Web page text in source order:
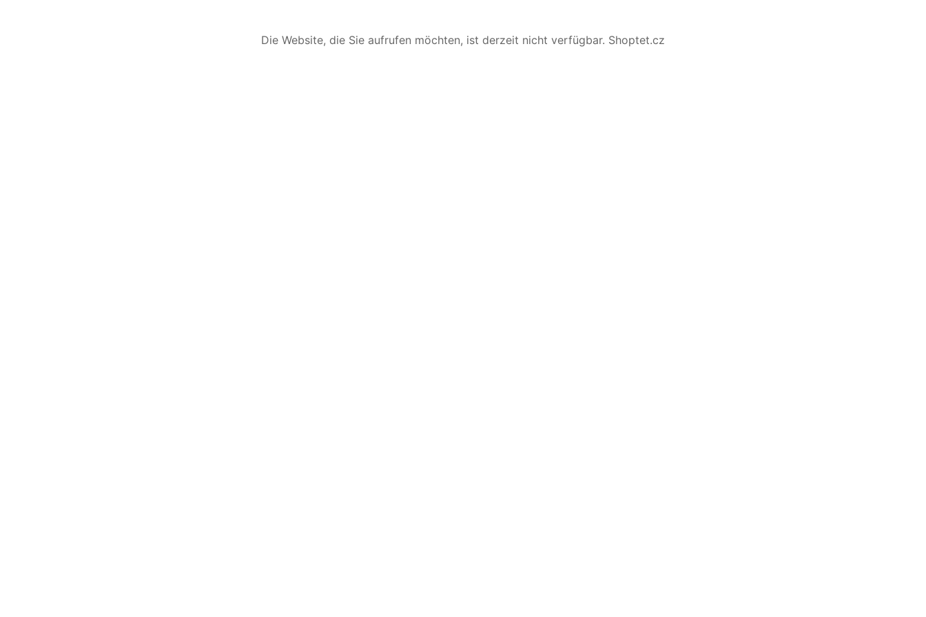
Die Website, die Sie aufrufen möchten, ist derzeit nicht verfügbar. Shoptet.cz